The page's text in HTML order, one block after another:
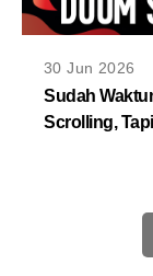
30 Jun 2026
Sudah
Scrolling,